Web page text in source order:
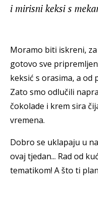
i mirisni keksi s
Moramo biti iskreni,
gotovo sve
keksić s orasima, a od
Zato smo odlučili
čokolade i krem sira
vremena.
Dobro se uklapaju u
ovaj tjedan... Rad od
tematikom! A što ti